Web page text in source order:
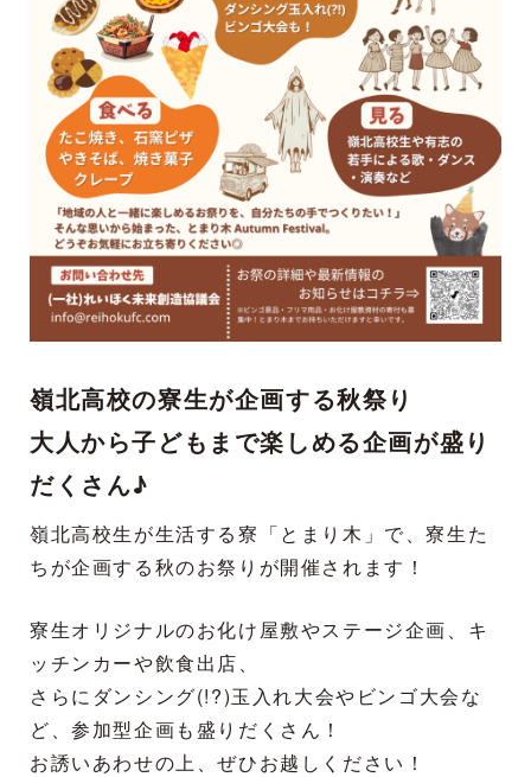
嶺北高校の寮生が企画する秋祭り
大人から子どもまで楽しめる企画が盛り
だくさん♪
嶺北高校生が生活する寮「とまり木」で、寮生た
ちが企画する秋のお祭りが開催されます！
寮生オリジナルのお化け屋敷やステージ企画、キ
ッチンカーや飲食出店、
さらにダンシング(!?)玉入れ大会やビンゴ大会な
ど、参加型企画も盛りだくさん！
お誘いあわせの上、ぜひお越しください！